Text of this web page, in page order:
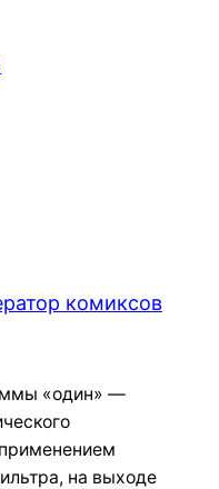
комиксов
«один» —
на выходе